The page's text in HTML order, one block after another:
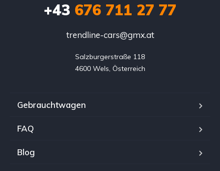
+43 676 711 27 77
trendline-cars@gmx.at
Salzburgerstraße 118
4600 Wels, Österreich
Gebrauchtwagen
FAQ
Blog